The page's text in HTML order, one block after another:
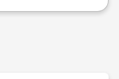
oraz stanowisk